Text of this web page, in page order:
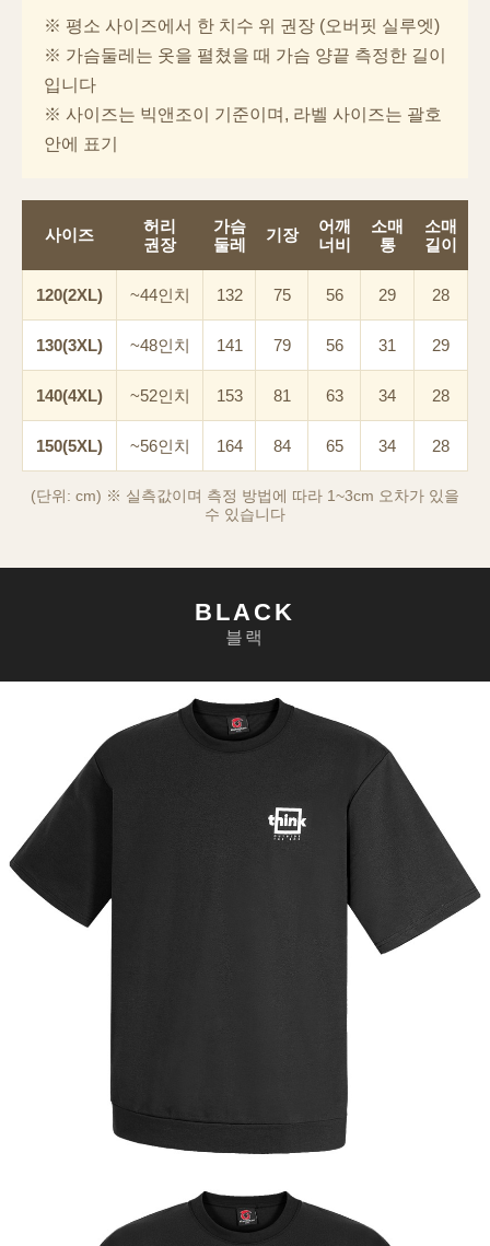
※ 평소 사이즈에서 한 치수 위 권장 (오버핏 실루엣)
※ 가슴둘레는 옷을 펼쳤을 때 가슴 양끝 측정한 길이
입니다
※ 사이즈는 빅앤조이 기준이며, 라벨 사이즈는 괄호
안에 표기
사이즈
허리
권장
가슴
둘레
기장
어깨
너비
소매
통
소매
길이
120(2XL) ~44인치 132 75 56 29 28
130(3XL) ~48인치 141 79 56 31 29
140(4XL) ~52인치 153 81 63 34 28
150(5XL) ~56인치 164 84 65 34 28
(단위: cm) ※ 실측값이며 측정 방법에 따라 1~3cm 오차가 있을
수 있습니다
BLACK
블랙